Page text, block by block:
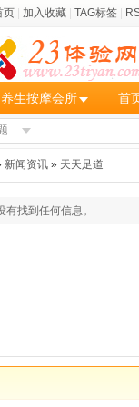
页 加入收藏 TAG标签
养生按摩会所 首
新闻资讯 » 天天足道
有找到任何信息。